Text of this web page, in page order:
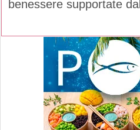
benessere supportate